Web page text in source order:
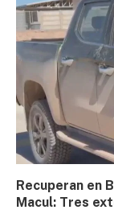
Recuperan en
Macul: Tres